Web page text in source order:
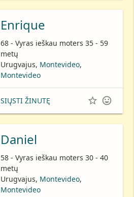
Enrique
68 - Vyras ieškau moters 35 - 59
metų
Urugvajus, Montevideo,
Montevideo
SIŲSTI ŽINUTĘ  
Daniel
58 - Vyras ieškau moters 30 - 40
metų
Urugvajus, Montevideo,
Montevideo